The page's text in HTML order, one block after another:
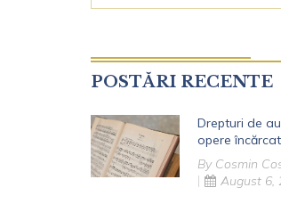
POSTĂRI RECENTE
Drepturi de
opere
By Cosmin
August 6,